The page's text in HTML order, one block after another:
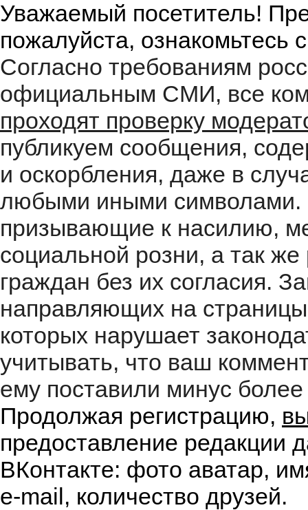
Уважаемый посетитель!
пожалуйста, ознакомьтесь
Согласно требованиям
официальным СМИ, все
проходят проверку
публикуем сообщения,
и оскорбления, даже в
любыми иными символами.
призывающие к насилию,
социальной розни, а так
граждан без их согласия.
направляющих на
которых нарушает
учитывать, что ваш
ему поставили минус
Продолжая регистрацию,
предоставление редакции
ВКонтакте: фото аватар,
e-mail, количество друзей.